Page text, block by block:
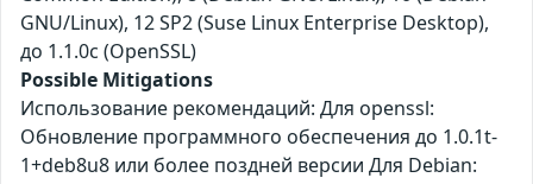
GNU/Linux), 12 SP2 (Suse Linux Enterprise Desktop),
до 1.1.0с (OpenSSL)
Possible Mitigations
Использование рекомендаций: Для openssl:
Обновление программного обеспечения до 1.0.1t-
1+deb8u8 или более поздней версии Для Debian: